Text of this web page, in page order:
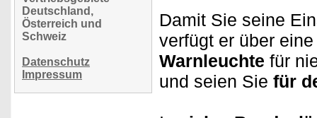
Deutschland,
Österreich und
Schweiz
Datenschutz
Impressum
Damit Sie seine
verfügt er über
Warnleuchte für
und seien Sie für